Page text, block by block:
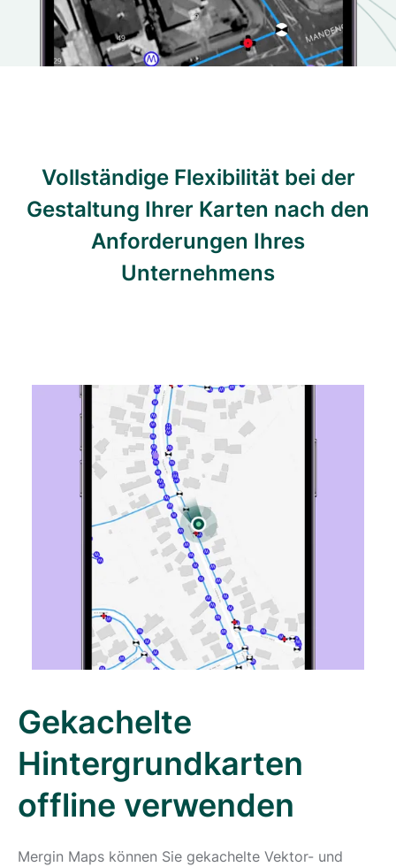
Vollständige Flexibilität bei der
Gestaltung Ihrer Karten nach den
Anforderungen Ihres
Unternehmens
Gekachelte
Hintergrundkarten
offline verwenden
Mergin Maps können Sie gekachelte Vektor- und